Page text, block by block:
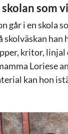
skolan som
går i en skola
skolväskan han
kritor, linjal
Loriese
kan hon